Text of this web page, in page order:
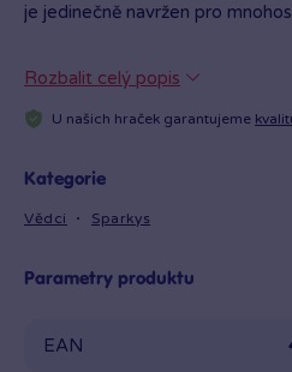
je jedinečně navržen pro
Rozbalit celý popis
U našich hraček garantujeme
Kategorie
Vědci Sparkys
Parametry produktu
EAN